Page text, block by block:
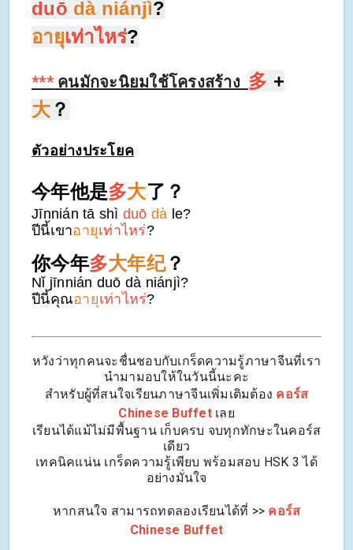
duō dà niánjì?
อายุเท่าไหร่?
***คนมักจะนิยมใช้โครงสร้าง 多 +
大 ？
ตัวอย่างประโยค
今年他是多大了？
Jīnnián tā shì duō dà le?
ปีนี้เขาอายุเท่าไหร่?
你今年多大年纪？
Nǐ jīnnián duō dà niánjì?
ปีนี้คุณอายุเท่าไหร่?
หวังว่าทุกคนจะชื่นชอบกับเกร็ดความรู้ภาษาจีนที่เรา
นำมามอบให้ในวันนี้นะคะ
สำหรับผู้ที่สนใจเรียนภาษาจีนเพิ่มเติมต้อง คอร์ส
Chinese Buffet เลย
เรียนได้แม้ไม่มีพื้นฐาน เก็บครบ จบทุกทักษะในคอร์ส
เดียว
เทคนิคแน่น เกร็ดความรู้เพียบ พร้อมสอบ HSK 3 ได้
อย่างมั่นใจ
หากสนใจ สามารถทดลองเรียนได้ที่ >> คอร์ส
Chinese Buffet